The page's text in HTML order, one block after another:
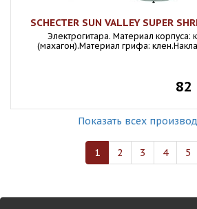
SCHECTER SUN VALLEY SUPER
Электрогитара. Материал корпуса:
(махагон).Материал грифа:
82
Показать всех
1 2 3 4 5